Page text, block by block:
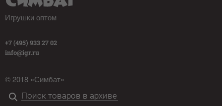
Игрушки оптом
+7 (495) 933 27 02
info@igr.ru
© 2018 «Симбат»